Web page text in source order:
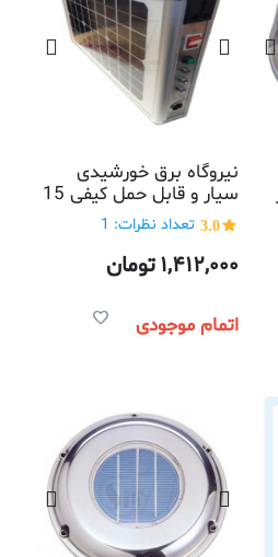
نیروگاه برق خورشیدی
سیار و قابل حمل کیفی 15
وات تایوانی
3.0 تعداد نظرات: 1
1,412,000تومان
اتمام موجودی